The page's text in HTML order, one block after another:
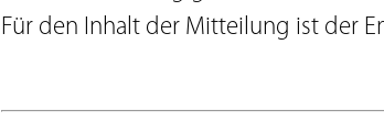
Verhaltenskodex
Für den Inhalt der Mitteilung ist der